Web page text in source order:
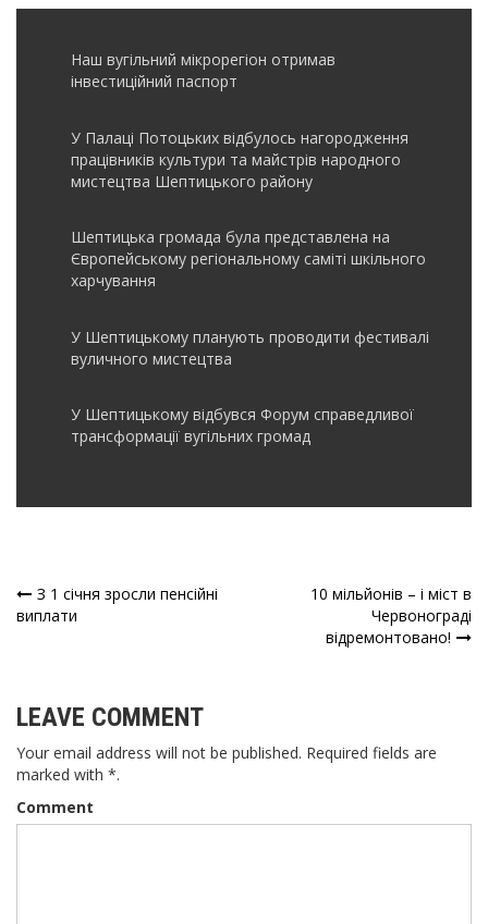
Наш вугільний мікрорегіон отримав
інвеcтиційний паспорт
У Палаці Потоцьких відбулось нагородження
працівників культури та майстрів народного
мистецтва Шептицького району
Шептицька громада була представлена на
Європейському регіональному саміті шкільного
харчування
У Шептицькому планують проводити фестивалі
вуличного мистецтва
У Шептицькому відбувся Форум справедливої
трансформації вугільних громад
Навігація
З 1 січня зросли пенсійні
виплати
10 мільйонів – і міст в
Червонограді
відремонтовано!
LEAVE COMMENT
Your email address will not be published. Required fields are
marked with *.
Comment